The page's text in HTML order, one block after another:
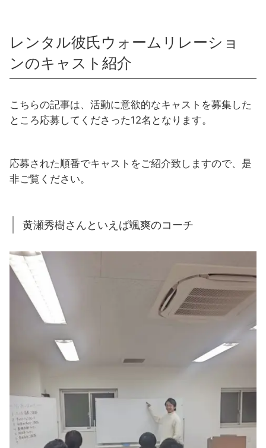
レンタル彼氏ウォームリレーショ
ンのキャスト紹介
こちらの記事は、活動に意欲的なキャストを募集した
ところ応募してくださった12名となります。
応募された順番でキャストをご紹介致しますので、是
非ご覧ください。
黄瀬秀樹さんといえば颯爽のコーチ